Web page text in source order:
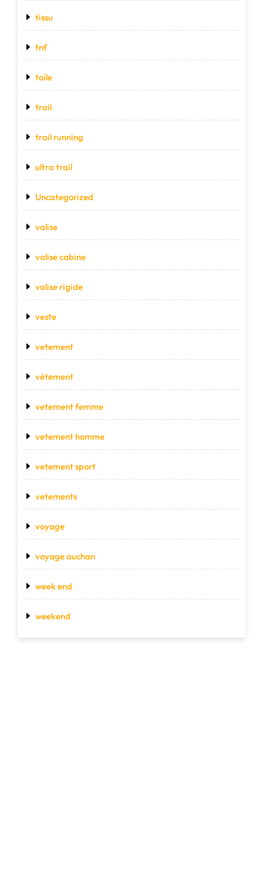
tissu
tnf
toile
trail
trail running
ultra trail
Uncategorized
valise
valise cabine
valise rigide
veste
vetement
vétement
vetement femme
vetement homme
vetement sport
vetements
voyage
voyage auchan
week end
weekend